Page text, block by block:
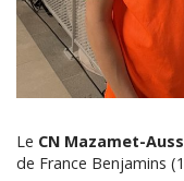
Le CN Mazamet-
de France Benjamins